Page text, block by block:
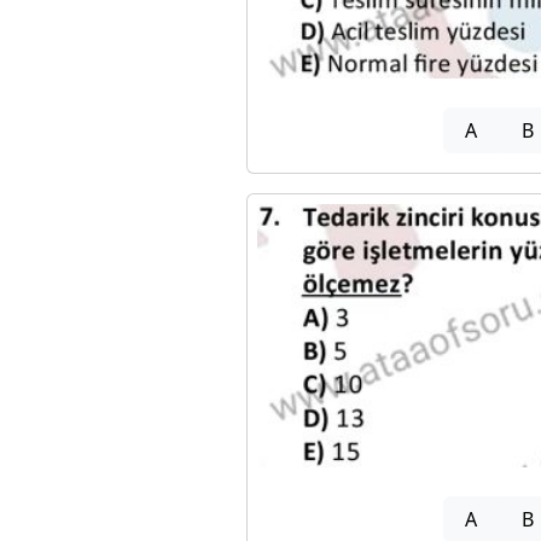
A B
A B